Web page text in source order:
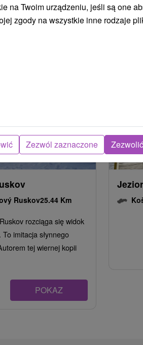
Ruskov25.44 Km
rozciąga się widok
imitacja słynnego
tej wiernej kopii
POKAZ
na Twoim urządzeniu, jeśli są one
zgody na wszystkie inne rodzaje
Zezwól zaznaczone